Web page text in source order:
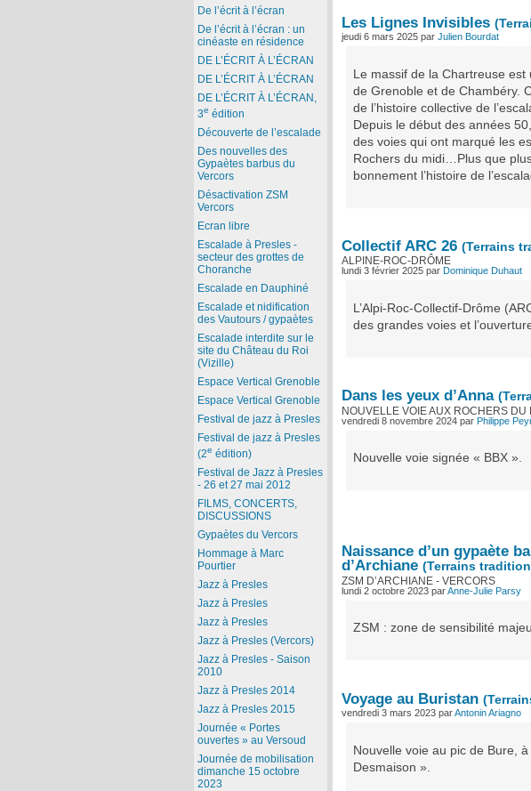
Les Lignes Invisibles
jeudi 6 mars 2025 par Julien Bourdat
Le massif de la Chartreuse est
de Grenoble et de Chambéry.
de l’histoire collective de
Depuis le début des années
des voies qui ont marqué les
Rochers du midi…Plus que
bonnement l’histoire de
Collectif ARC 26 (Terrains
ALPINE-ROC-DRÔME
lundi 3 février 2025 par Dominique Duhaut
L’Alpi-Roc-Collectif-Drôme
des grandes voies et
Dans les yeux d’Anna
NOUVELLE VOIE AUX ROCHERS DU
vendredi 8 novembre 2024 par Philippe
Nouvelle voie signée « BBX ».
Naissance d’un gypaète
d’Archiane (Terrains
ZSM D’ARCHIANE - VERCORS
lundi 2 octobre 2023 parAnne-Julie Parsy
ZSM : zone de sensibilité
Voyage au Buristan
vendredi 3 mars 2023 parAntonin Ariagno
Nouvelle voie au pic de Bure,
Desmaison ».
De l’écrit à l’écran
De l’écrit à l’écran : un
cinéaste en résidence
DE L’ÉCRIT À L’ÉCRAN
DE L’ÉCRIT À L’ÉCRAN
DE L’ÉCRIT À L’ÉCRAN,
3e édition
Découverte de l’escalade
Des nouvelles des
Gypaètes barbus du
Vercors
Désactivation ZSM
Vercors
Ecran libre
Escalade à Presles -
secteur des grottes de
Choranche
Escalade en Dauphiné
Escalade et nidification
des Vautours / gypaètes
Escalade interdite sur le
site du Château du Roi
(Vizille)
Espace Vertical Grenoble
Espace Vertical Grenoble
Festival de jazz à Presles
Festival de jazz à Presles
(2e édition)
Festival de Jazz à Presles
- 26 et 27 mai 2012
FILMS, CONCERTS,
DISCUSSIONS
Gypaètes du Vercors
Hommage à Marc
Pourtier
Jazz à Presles
Jazz à Presles
Jazz à Presles
Jazz à Presles (Vercors)
Jazz à Presles - Saison
2010
Jazz à Presles 2014
Jazz à Presles 2015
Journée « Portes
ouvertes » au Versoud
Journée de mobilisation
dimanche 15 octobre
2023